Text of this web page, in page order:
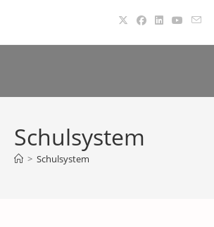
springen
Schulsystem
> Schulsystem